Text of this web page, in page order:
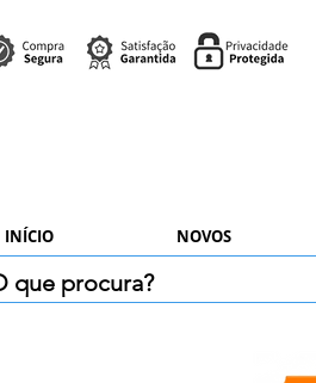
INÍCIO NOVOS